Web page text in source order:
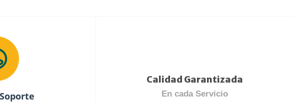
Calidad Garantizada
En cada Servicio